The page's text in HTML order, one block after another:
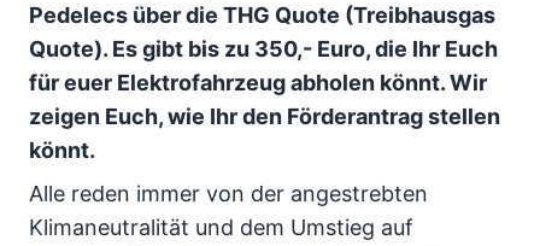
Pedelecs über die THG Quote (Treibhausgas
Quote). Es gibt bis zu 350,- Euro, die Ihr Euch
für euer Elektrofahrzeug abholen könnt. Wir
zeigen Euch, wie Ihr den Förderantrag stellen
könnt.
Alle reden immer von der angestrebten
Klimaneutralität und dem Umstieg auf